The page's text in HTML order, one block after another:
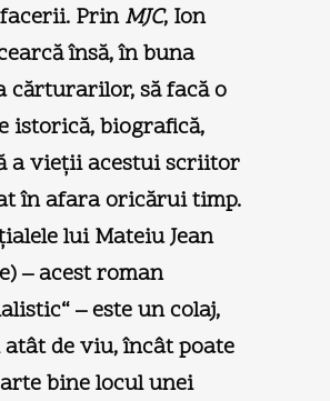
PrinMJC, Ion
însă, în buna
cărturarilor, să facă o
istorică, biografică,
a vieţii acestui scriitor
în afara oricărui timp.
lui Mateiu Jean
– acest roman
– este un colaj,
de viu, încât poate
bine locul unei